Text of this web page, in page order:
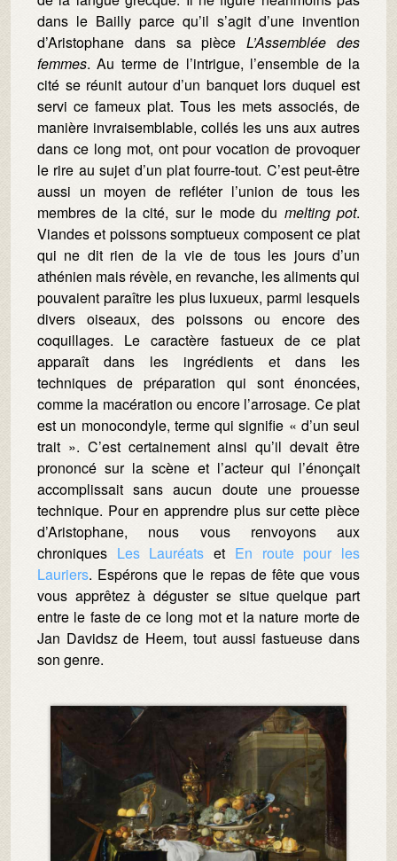
dans le Bailly parce qu’il s’agit d’une invention
d’Aristophane dans sa pièceL’Assemblée des
femmes. Au terme de l’intrigue, l’ensemble de la
cité se réunit autour d’un banquet lors duquel est
servi ce fameux plat. Tous les mets associés, de
manière invraisemblable, collés les uns aux autres
dans ce long mot, ont pour vocation de provoquer
le rire au sujet d’un plat fourre-tout. C’est peut-être
aussi un moyen de refléter l’union de tous les
membres de la cité, sur le mode du melting pot.
Viandes et poissons somptueux composent ce plat
qui ne dit rien de la vie de tous les jours d’un
athénien mais révèle, en revanche, les aliments qui
pouvaient paraître les plus luxueux, parmi lesquels
divers oiseaux, des poissons ou encore des
coquillages. Le caractère fastueux de ce plat
apparaît dans les ingrédients et dans les
techniques de préparation qui sont énoncées,
comme la macération ou encore l’arrosage. Ce plat
est un monocondyle, terme qui signifie « d’un seul
trait ». C’est certainement ainsi qu’il devait être
prononcé sur la scène et l’acteur qui l’énonçait
accomplissait sans aucun doute une prouesse
technique. Pour en apprendre plus sur cette pièce
d’Aristophane, nous vous renvoyons aux
chroniques Les Lauréats et En route pour les
Lauriers. Espérons que le repas de fête que vous
vous apprêtez à déguster se situe quelque part
entre le faste de ce long mot et la nature morte de
Jan Davidsz de Heem, tout aussi fastueuse dans
son genre.
Image :